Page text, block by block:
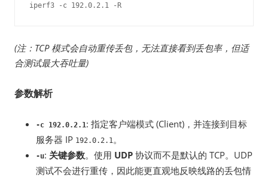
iperf3 -c 192.0.2.1 -R
(注：TCP 模式会自动重传丢包，无法直接看到丢包率，但适
合测试最大吞吐量)
参数解析
-c 192.0.2.1: 指定客户端模式 (Client)，并连接到目标
服务器 IP 192.0.2.1。
-u: 关键参数。使用 UDP 协议而不是默认的 TCP。UDP
测试不会进行重传，因此能更直观地反映线路的丢包情